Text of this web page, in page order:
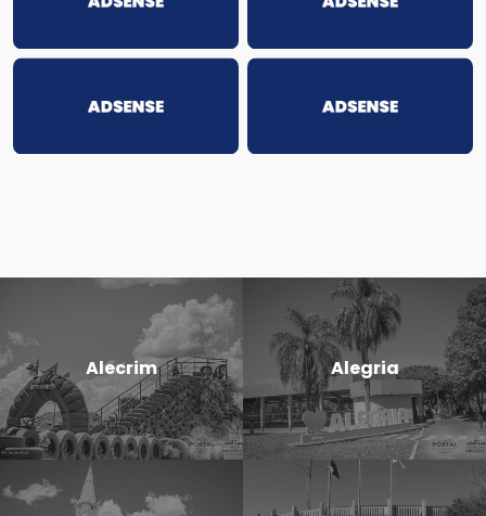
Alecrim Alegria